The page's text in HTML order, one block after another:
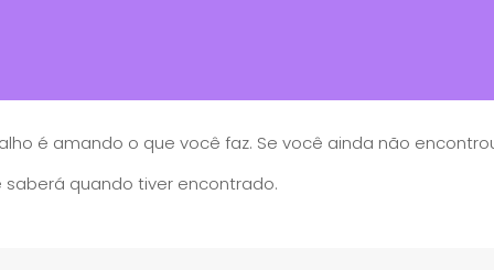
é amando o que você faz. Se você ainda não
quando tiver encontrado.